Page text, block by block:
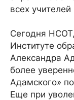
всех учителей
Сегодня
Институте
Александра
более
Адамского»
Еще при